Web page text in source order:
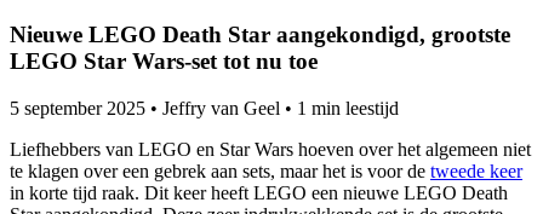
Nieuwe LEGO Death Star aangekondigd, grootste
LEGO Star Wars-set tot nu toe
5 september 2025 • Jeffry van Geel • 1 min leestijd
Liefhebbers van LEGO en Star Wars hoeven over het algemeen niet
te klagen over een gebrek aan sets, maar het is voor de tweede keer
in korte tijd raak. Dit keer heeft LEGO een nieuwe LEGO Death